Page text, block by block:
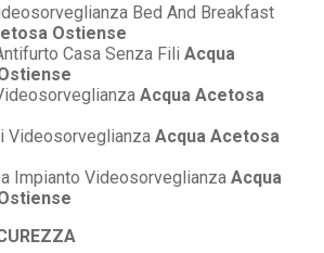
Bed And Breakfast
Ostiense
Casa Senza Fili Acqua
Acqua Acetosa
Videosorveglianza Acqua Acetosa
Impianto Videosorveglianza Acqua